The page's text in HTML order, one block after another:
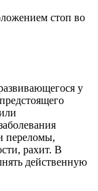
стоп во
у
переломы,
рахит. В
действенную